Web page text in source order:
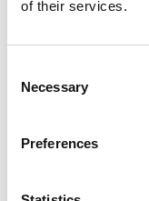
of their services.
Selection
Necessary
Preferences